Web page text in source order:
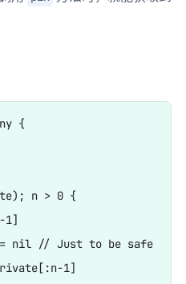
{
n > 0 {
1]
nil // Just to be safe
1]